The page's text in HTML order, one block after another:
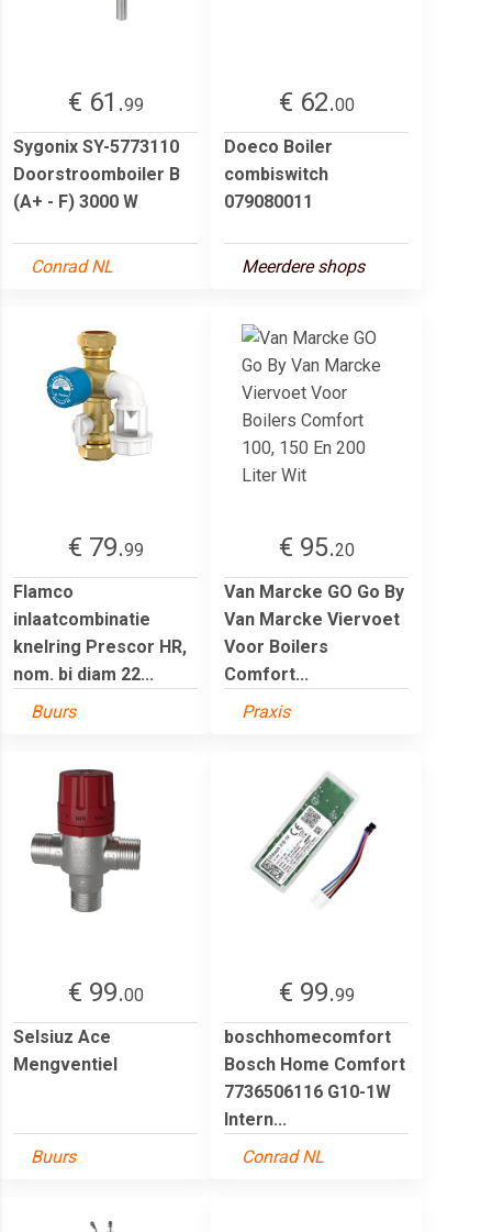
€ 61.99
Sygonix SY-5773110
Doorstroomboiler B
(A+ - F) 3000 W
Conrad NL
€ 62.00
Doeco Boiler
combiswitch
079080011
Meerdere shops
€ 79.99
Flamco
inlaatcombinatie
knelring Prescor HR,
nom. bi diam 22...
Buurs
€ 95.20
Van Marcke GO Go By
Van Marcke Viervoet
Voor Boilers
Comfort...
Praxis
€ 99.00
Selsiuz Ace
Mengventiel
Buurs
€ 99.99
boschhomecomfort
Bosch Home Comfort
7736506116 G10-1W
Intern...
Conrad NL